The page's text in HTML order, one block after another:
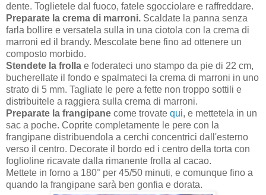
dente. Toglietele dal fuoco, fatele sgocciolare e raffreddare.
Preparate la crema di marroni. Scaldate la panna senza
farla bollire e versatela sulla in una ciotola con la crema di
marroni ed il brandy. Mescolate bene fino ad ottenere un
composto morbido.
Stendete la frolla e foderateci uno stampo da pie di 22 cm,
bucherellate il fondo e spalmateci la crema di marroni in uno
strato di 5 mm. Tagliate le pere a fette non troppo sottili e
distribuitele a raggiera sulla crema di marroni.
Preparate la frangipane come trovate qui, e mettetela in un
sac a poche. Coprite completamente le pere con la
frangipane distribuendola a cerchi concentrici dall'esterno
verso il centro. Decorate il bordo ed i centro della torta con
foglioline ricavate dalla rimanente frolla al cacao.
Mettete in forno a 180° per 45/50 minuti, e comunque fino a
quando la frangipane sarà ben gonfia e dorata.